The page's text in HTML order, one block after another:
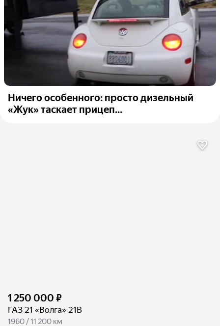
Ничего особенного: просто дизельный
«Жук» таскает прицеп...
1 250 000 ₽
ГАЗ 21 «Волга» 21В
1960 / 11 200 км